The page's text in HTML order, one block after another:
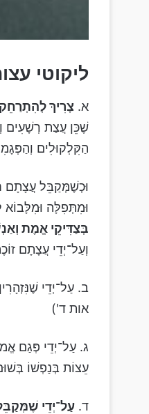
ליקוטי
א. צָרִיךְ
שֶׁכֵּן עֲצַת רְשָׁעִים
הַקִּלְקוּלִים
וּכְשֶׁמְּקַבֵּל עֲצָתָם
וּמִתְּפִלָּה
בְּצַדִּיקֵי אֱמֶת
וְעַל־יְדֵי עֲצָתָם
ב. עַל־יְדֵי
אות ד')
ג. עַל־יְדֵי פְּגַם
עֵצוֹת בְּנַפְשׁוֹ
ד. עַל־יְדֵי